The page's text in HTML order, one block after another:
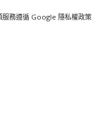
服務遵循 Google 隱私權政策